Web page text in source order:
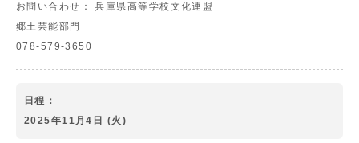
お問い合わせ：
兵庫県高等学校文化連盟
郷土芸能部門
078-579-3650
日程：
2025年11月4日 (火)